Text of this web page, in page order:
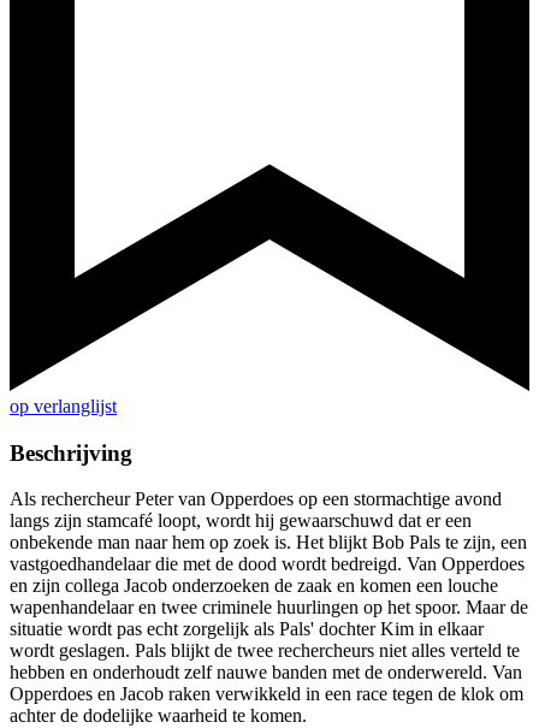
op verlanglijst
Beschrijving
Als rechercheur Peter van Opperdoes op een stormachtige avond
langs zijn stamcafé loopt, wordt hij gewaarschuwd dat er een
onbekende man naar hem op zoek is. Het blijkt Bob Pals te zijn, een
vastgoedhandelaar die met de dood wordt bedreigd. Van Opperdoes
en zijn collega Jacob onderzoeken de zaak en komen een louche
wapenhandelaar en twee criminele huurlingen op het spoor. Maar de
situatie wordt pas echt zorgelijk als Pals' dochter Kim in elkaar
wordt geslagen. Pals blijkt de twee rechercheurs niet alles verteld te
hebben en onderhoudt zelf nauwe banden met de onderwereld. Van
Opperdoes en Jacob raken verwikkeld in een race tegen de klok om
achter de dodelijke waarheid te komen.